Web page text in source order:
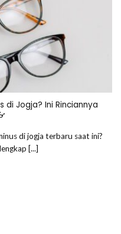
di Jogja? Ini Rinciannya
di jogja terbaru saat ini?
[...]